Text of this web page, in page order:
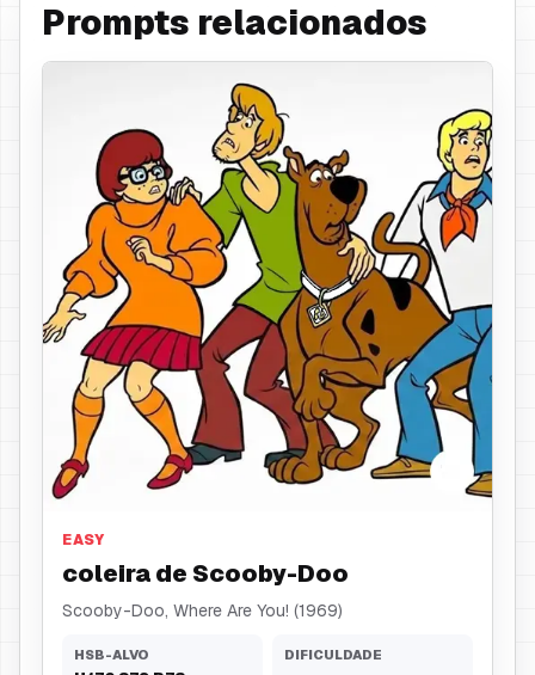
Prompts relacionados
coleira
EASY
coleira de Scooby-Doo
Scooby-Doo, Where Are You! (1969)
HSB-ALVO DIFICULDADE